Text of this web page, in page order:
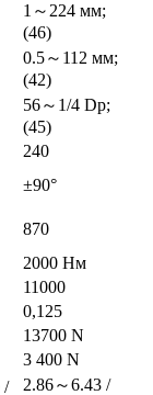
1～224 мм;
(46)
0.5～112 мм;
(42)
56～1/4 Dp;
(45)
240
±90°
870
2000 Нм
11000
0,125
13700 N
3 400 N
/
2.86～6.43 /